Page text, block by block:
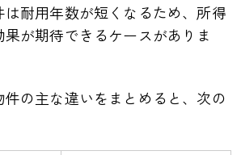
耐用年数が短くなるため、所得
が期待できるケースがありま
の主な違いをまとめると、次の